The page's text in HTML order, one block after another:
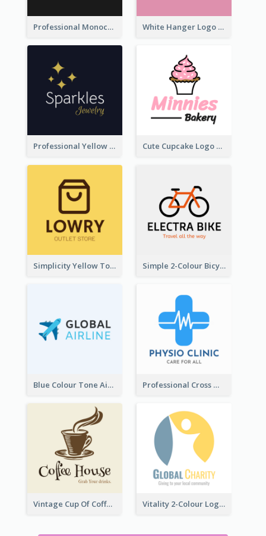
Professional Monochrome Logo For Security Services White Hanger Logo For Clothes Store
Professional Yellow And White Sparkles Jewelry Logo Cute Cupcake Logo For Bakery
Simplicity Yellow Tone Logo For Outlet Store Simple 2-Colour Bicycle Logo
Blue Colour Tone Airplane Logo Professional Cross With ECG Logo For Clinic
Vintage Cup Of Coffee Logo Vitality 2-Colour Logo Of Charity